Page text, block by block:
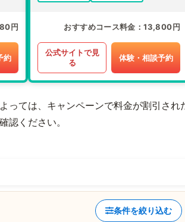
円
約
おすすめコース料金 13,800円
公式サイトで見
る
体験・相談予約
っては、キャンペーンで料金が割引され
認ください。
条件を絞り込む